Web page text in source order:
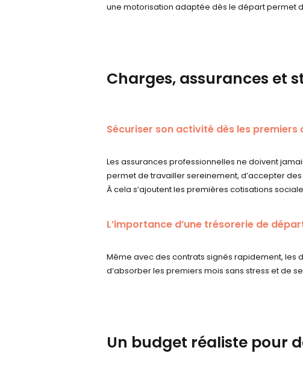
une motorisation adaptée dès le départ permet
Charges, assurances et
Sécuriser son activité dès les premiers
Les assurances professionnelles ne doivent
permet de travailler sereinement, d’accepter
À cela s’ajoutent les premières cotisations
L’importance d’une trésorerie de
Même avec des contrats signés rapidement, les
d’absorber les premiers mois sans stress et de
Un budget réaliste pour